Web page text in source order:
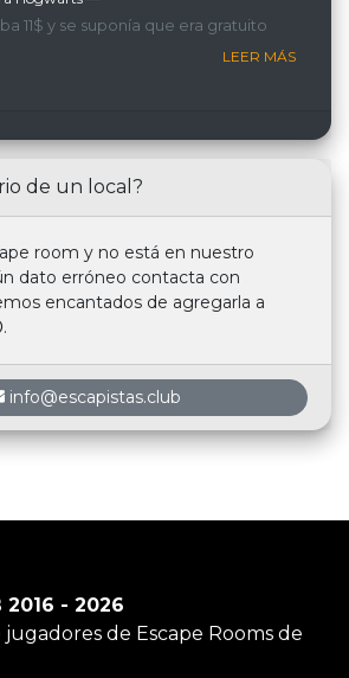
11$ y se suponía que era gratuito
LEER MÁS
de un local?
room y no está en nuestro
dato erróneo contacta con
encantados de agregarla a
.
info@escapistas.club
2016 - 2026
de Escape Rooms de